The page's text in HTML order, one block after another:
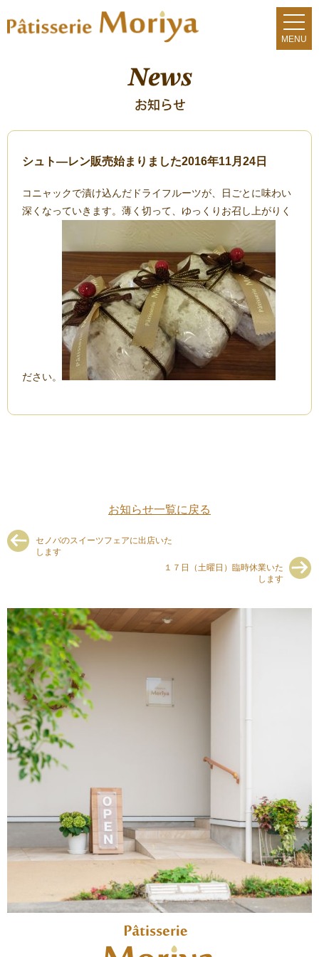
シュト―レン販売始まりました2016年11月24日
コニャックで漬け込んだドライフルーツが、日ごとに味わい
深くなっていきます。薄く切って、ゆっくりお召し上がりく
ださい。
お知らせ一覧に戻る
セノバのスイーツフェアに出店いた
します
１７日（土曜日）臨時休業いた
します